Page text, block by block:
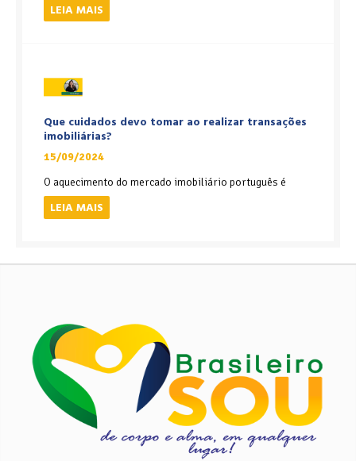
LEIA MAIS
Que cuidados devo tomar ao realizar transações
imobiliárias?
15/09/2024
O aquecimento do mercado imobiliário português é
LEIA MAIS